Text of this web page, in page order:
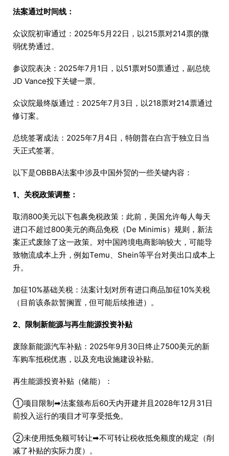
法案通过时间线：
众议院初审通过：2025年5月22日，以215票对214票的微
弱优势通过。
参议院表决：2025年7月1日，以51票对50票通过，副总统
JD Vance投下关键一票。
众议院最终版通过：2025年7月3日，以218票对214票通过
修订案。
总统签署成法：2025年7月4日，特朗普在白宫于独立日当
天正式签署。
以下是OBBBA法案中涉及中国外贸的一些关键内容：
1、关税政策调整：
取消800美元以下包裹免税政策：此前，美国允许每人每天
进口不超过800美元的商品免税（De Minimis）规则，新法
案正式废除了这一政策。对中国跨境电商影响较大，可能导
致物流成本上升，例如Temu、Shein等平台对美出口成本上
升。
加征10%基础关税：法案计划对所有进口商品加征10%关税
（目前该条款暂搁置，但可能后续推进）。
2、限制新能源与再生能源投资补贴
废除新能源汽车补贴：2025年9月30日终止7500美元的新
车购车抵税优惠，以及充电设施建设补贴。
再生能源投资补贴（储能）：
①项目限制➡法案颁布后60天内开建并且2028年12月31日
前投入运行的项目才可享受抵免。
②未使用抵免额可转让➡不可转让税收抵免额度的规定（削
减了补贴的实际力度）。